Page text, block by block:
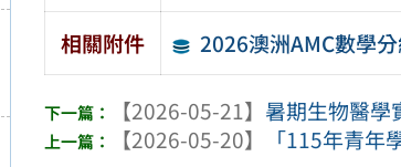
相關附件 2026澳洲AMC數學
【2026-05-21】 暑期生物醫學
【2026-05-20】
「115年青